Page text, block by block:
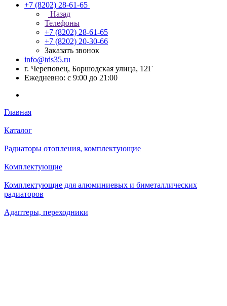
+7 (8202) 28‑61-65
Назад
Телефоны
+7 (8202) 28‑61-65
+7 (8202) 20‑30-66
Заказать звонок
info@tds35.ru
г. Череповец, Боршодская улица, 12Г
Ежедневно: с 9:00 до 21:00
Главная
Каталог
Радиаторы отопления, комплектующие
Комплектующие
Комплектующие для алюминиевых и биметаллических
радиаторов
Адаптеры, переходники